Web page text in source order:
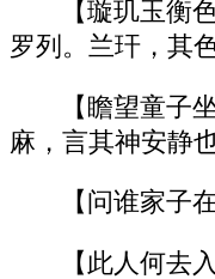
【璇玑玉衡
罗列。兰玕，其色
【瞻望童子
麻，言其神安静也
【问谁家子
【此人何去